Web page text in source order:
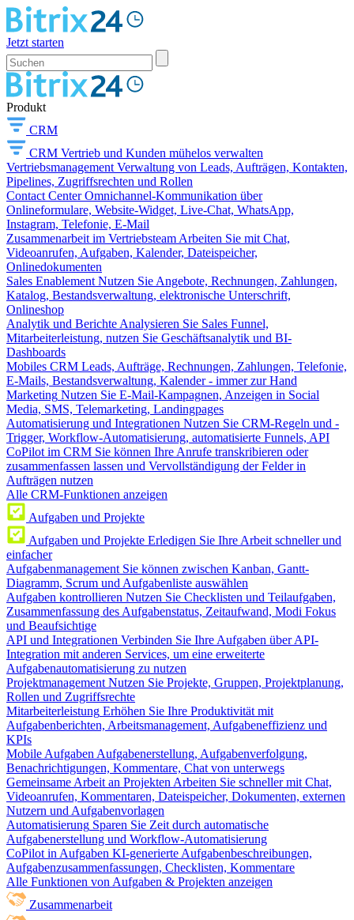
Jetzt starten
Produkt
CRM
CRM Vertrieb und Kunden mühelos verwalten
Vertriebsmanagement Verwaltung von Leads, Aufträgen, Kontakten,
Pipelines, Zugriffsrechten und Rollen
Contact Center Omnichannel-Kommunikation über
Onlineformulare, Website-Widget, Live-Chat, WhatsApp,
Instagram, Telefonie, E-Mail
Zusammenarbeit im Vertriebsteam Arbeiten Sie mit Chat,
Videoanrufen, Aufgaben, Kalender, Dateispeicher,
Onlinedokumenten
Sales Enablement Nutzen Sie Angebote, Rechnungen, Zahlungen,
Katalog, Bestandsverwaltung, elektronische Unterschrift,
Onlineshop
Analytik und Berichte Analysieren Sie Sales Funnel,
Mitarbeiterleistung, nutzen Sie Geschäftsanalytik und BI-
Dashboards
Mobiles CRM Leads, Aufträge, Rechnungen, Zahlungen, Telefonie,
E-Mails, Bestandsverwaltung, Kalender - immer zur Hand
Marketing Nutzen Sie E-Mail-Kampagnen, Anzeigen in Social
Media, SMS, Telemarketing, Landingpages
Automatisierung und Integrationen Nutzen Sie CRM-Regeln und -
Trigger, Workflow-Automatisierung, automatisierte Funnels, API
CoPilot im CRM Sie können Ihre Anrufe transkribieren oder
zusammenfassen lassen und Vervollständigung der Felder in
Aufträgen nutzen
Alle CRM-Funktionen anzeigen
Aufgaben und Projekte
Aufgaben und Projekte Erledigen Sie Ihre Arbeit schneller und
einfacher
Aufgabenmanagement Sie können zwischen Kanban, Gantt-
Diagramm, Scrum und Aufgabenliste auswählen
Aufgaben kontrollieren Nutzen Sie Checklisten und Teilaufgaben,
Zusammenfassung des Aufgabenstatus, Zeitaufwand, Modi Fokus
und Beaufsichtige
API und Integrationen Verbinden Sie Ihre Aufgaben über API-
Integration mit anderen Services, um eine erweiterte
Aufgabenautomatisierung zu nutzen
Projektmanagement Nutzen Sie Projekte, Gruppen, Projektplanung,
Rollen und Zugriffsrechte
Mitarbeiterleistung Erhöhen Sie Ihre Produktivität mit
Aufgabenberichten, Arbeitsmanagement, Aufgabeneffizienz und
KPIs
Mobile Aufgaben Aufgabenerstellung, Aufgabenverfolgung,
Benachrichtigungen, Kommentare, Chat von unterwegs
Gemeinsame Arbeit an Projekten Arbeiten Sie schneller mit Chat,
Videoanrufen, Kommentaren, Dateispeicher, Dokumenten, externen
Nutzern und Aufgabenvorlagen
Automatisierung Sparen Sie Zeit durch automatische
Aufgabenerstellung und Workflow-Automatisierung
CoPilot in Aufgaben KI-generierte Aufgabenbeschreibungen,
Aufgabenzusammenfassungen, Checklisten, Kommentare
Alle Funktionen von Aufgaben & Projekten anzeigen
Zusammenarbeit